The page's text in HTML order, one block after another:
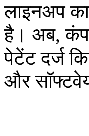
लाइनअप
है। अब,
पेटेंट दर्ज
और